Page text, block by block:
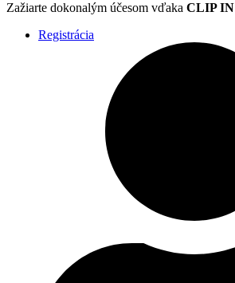
Zažiarte dokonalým účesom vďaka CLIP IN
Registrácia